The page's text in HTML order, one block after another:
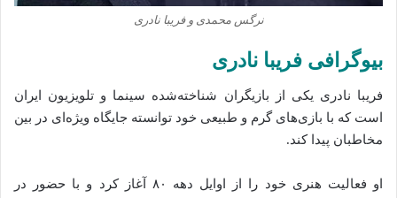
نرگس محمدی و فریبا نادری
بیوگرافی فریبا نادری
فریبا نادری یکی از بازیگران شناخته‌شده سینما و تلویزیون ایران
است که با بازی‌های گرم و طبیعی خود توانسته جایگاه ویژه‌ای در بین
مخاطبان پیدا کند.
او فعالیت هنری خود را از اوایل دهه ۸۰ آغاز کرد و با حضور در